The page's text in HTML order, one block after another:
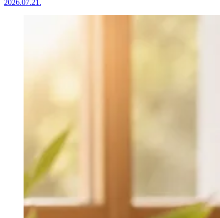
2026.07.21.